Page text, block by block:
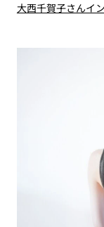
大西千賀子さんイ